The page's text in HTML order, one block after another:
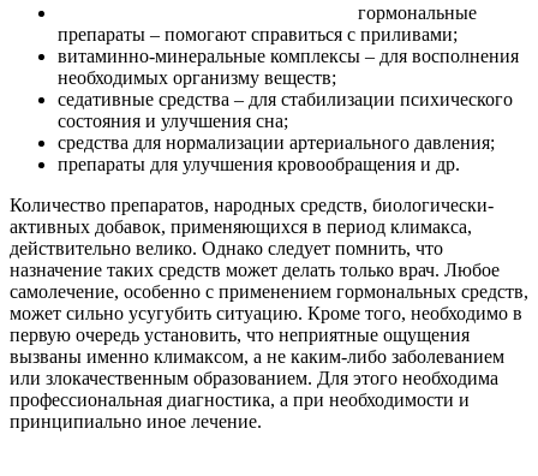
гормональные
препараты – помогают справиться с приливами;
витаминно-минеральные комплексы – для восполнения
необходимых организму веществ;
седативные средства – для стабилизации психического
состояния и улучшения сна;
средства для нормализации артериального давления;
препараты для улучшения кровообращения и др.
Количество препаратов, народных средств, биологически-
активных добавок, применяющихся в период климакса,
действительно велико. Однако следует помнить, что
назначение таких средств может делать только врач. Любое
самолечение, особенно с применением гормональных средств,
может сильно усугубить ситуацию. Кроме того, необходимо в
первую очередь установить, что неприятные ощущения
вызваны именно климаксом, а не каким-либо заболеванием
или злокачественным образованием. Для этого необходима
профессиональная диагностика, а при необходимости и
принципиально иное лечение.